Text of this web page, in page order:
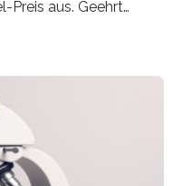
Preis aus. Geehrt
zum Thema
fördert die
der
schreibt sie auch in
den Hentschel-
jüngere